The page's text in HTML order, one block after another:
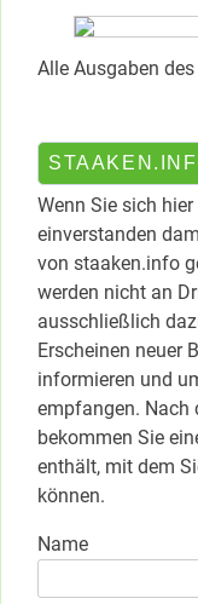
Alle Ausgaben
Wenn Sie sich
einverstanden
von staaken.info
werden nicht an
ausschließlich
Erscheinen neuer
informieren und
empfangen. Nach
bekommen Sie
enthält, mit dem
können.
Name